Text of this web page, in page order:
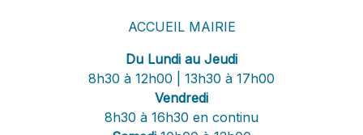
ACCUEIL MAIRIE
Du Lundi au Jeudi
8h30 à 12h00 | 13h30 à 17h00
Vendredi
8h30 à 16h30 en continu